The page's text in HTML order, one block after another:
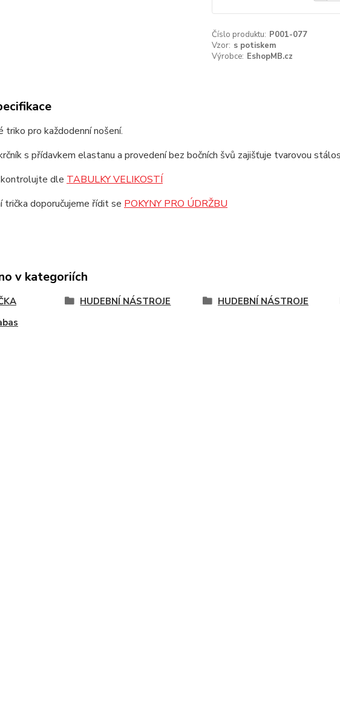
Číslo produktu: P001-077
Vzor: s potiskem
Výrobce: EshopMB.cz
triko pro každodenní nošení.
s přídavkem elastanu a provedení bez bočních švů zajišťuje tvarovou
dle TABULKY VELIKOSTÍ
trička doporučujeme řídit se POKYNY PRO ÚDRŽBU
v kategoriích
HUDEBNÍ NÁSTROJE HUDEBNÍ NÁSTROJE